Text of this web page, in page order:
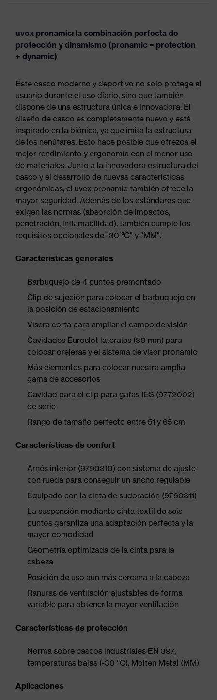
uvex pronamic: la combinación perfecta de
protección y dinamismo (pronamic = protection
+ dynamic)
Este casco moderno y deportivo no solo protege al
usuario durante el uso diario, sino que también
dispone de una estructura única e innovadora. El
diseño de casco es completamente nuevo y está
inspirado en la biónica, ya que imita la estructura
de los nenúfares. Esto hace posible que ofrezca el
mejor rendimiento y ergonomía con el menor uso
de materiales. Junto a la innovadora estructura del
casco y el desarrollo de nuevas características
ergonómicas, el uvex pronamic también ofrece la
mayor seguridad. Además de los estándares que
exigen las normas (absorción de impactos,
penetración, inflamabilidad), también cumple los
requisitos opcionales de "30 °C" y "MM".
Características generales
Barbuquejo de 4 puntos premontado
Clip de sujeción para colocar el barbuquejo en
la posición de estacionamiento
Visera corta para ampliar el campo de visión
Cavidades Euroslot laterales (30 mm) para
colocar orejeras y el sistema de visor pronamic
Más elementos para colocar nuestra amplia
gama de accesorios
Cavidad para el clip para gafas IES (9772002)
de serie
Rango de tamaño perfecto entre 51 y 65 cm
Características de confort
Arnés interior (9790310) con sistema de ajuste
con rueda para conseguir un ancho regulable
Equipado con la cinta de sudoración (9790311)
La suspensión mediante cinta textil de seis
puntos garantiza una adaptación perfecta y la
mayor comodidad
Geometría optimizada de la cinta para la
cabeza
Posición de uso aún más cercana a la cabeza
Ranuras de ventilación ajustables de forma
variable para obtener la mayor ventilación
Características de protección
Norma sobre cascos industriales EN 397,
temperaturas bajas (-30 °C), Molten Metal (MM)
Aplicaciones